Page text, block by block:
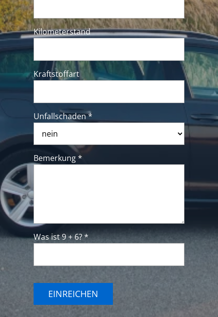
Kilometerstand
Kraftstoffart
Unfallschaden *
Bemerkung *
Was ist 9 + 6? *
EINREICHEN